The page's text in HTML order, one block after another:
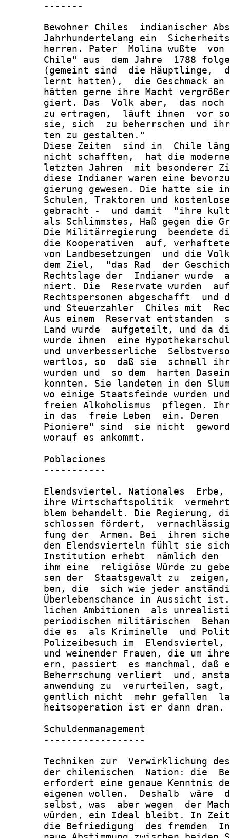
       -------
Bewohner Chiles  indianischer
Jahrhundertelang ein
herren. Pater  Molina wußte
Chile" aus  dem Jahre  1788
(gemeint sind  die Häuptlinge,
lernt hatten),  die Geschmack
hätten gerne ihre Macht
giert. Das  Volk aber,  das
zu ertragen,  läuft ihnen  vor
sie, sich  zu beherrschen und
       ten zu gestalten."
Diese Zeiten  sind in  Chile
nicht schafften,  hat die
letzten Jahren  mit besonderer
diese Indianer waren eine
gierung gewesen. Die hatte sie
Schulen, Traktoren und
gebracht -  und damit  "ihre
als Schlimmstes, Haß gegen die
Die Militärregierung  beendete
die Kooperativen  auf,
von Landbesetzungen  und die
dem Ziel,  "das Rad  der
Rechtslage der  Indianer wurde
niert. Die  Reservate wurden
Rechtspersonen abgeschafft  und
und Steuerzahler  Chiles mit
Aus einem  Reservat entstanden
Land wurde  aufgeteilt, und da
wurde ihnen  eine
und unverbesserliche
wertlos, so  daß sie  schnell
wurden und  so dem  harten
konnten. Sie landeten in den
wo einige Staatsfeinde wurden
freien Alkoholismus  pflegen.
in das  freie Leben  ein. Deren
Pioniere" sind  sie nicht
       worauf es ankommt.
       Poblaciones
       -----------
Elendsviertel. Nationales
ihre Wirtschaftspolitik
blem behandelt. Die Regierung,
schlossen fördert,
fung der  Armen. Bei  ihren
den Elendsvierteln fühlt sie
Institution erhebt  nämlich den
ihm eine  religiöse Würde zu
sen der  Staatsgewalt zu
ben, die  sich wie jeder
Überlebenschance in Aussicht
lichen Ambitionen  als
periodischen militärischen
die es  als Kriminelle  und
Polizeibesuch im
und weinender Frauen, die um
ern, passiert  es manchmal, daß
Beherrschung verliert  und,
anwendung zu  verurteilen,
gentlich nicht  mehr gefallen
       heitsoperation ist er dann dran.
       Schuldenmanagement
       ------------------
Techniken zur  Verwirklichung
der chilenischen  Nation: die
erfordert eine genaue Kenntnis
eigenen wollen.  Deshalb  wäre
selbst, was  aber wegen  der
würden, ein Ideal bleibt. In
die Befriedigung  des fremden